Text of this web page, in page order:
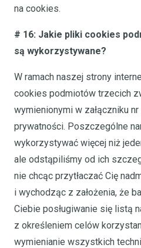
na cookies.
# 16: Jakie pliki cookies
są wykorzystywane?
W ramach naszej strony
cookies podmiotów trzecich
wymienionymi w załączniku
prywatności. Poszczególne
wykorzystywać więcej niż
ale odstąpiliśmy od ich
nie chcąc przytłaczać Cię
i wychodząc z założenia, że
Ciebie posługiwanie się listą
z określeniem celów
wymienianie wszystkich